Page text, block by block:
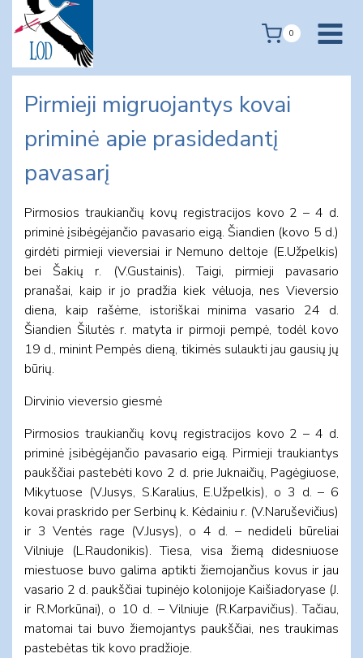
content
0
Pirmieji migruojantys kovai
priminė apie prasidedantį
pavasarį
Pirmosios traukiančių kovų registracijos kovo 2 – 4 d.
priminė įsibėgėjančio pavasario eigą. Šiandien (kovo 5 d.)
girdėti pirmieji vieversiai ir Nemuno deltoje (E.Užpelkis)
bei Šakių r. (V.Gustainis). Taigi, pirmieji pavasario
pranašai, kaip ir jo pradžia kiek vėluoja, nes Vieversio
diena, kaip rašėme, istoriškai minima vasario 24 d.
Šiandien Šilutės r. matyta ir pirmoji pempė, todėl kovo
19 d., minint Pempės dieną, tikimės sulaukti jau gausių jų
būrių.
Dirvinio vieversio giesmė
Pirmosios traukiančių kovų registracijos kovo 2 – 4 d.
priminė įsibėgėjančio pavasario eigą. Pirmieji traukiantys
paukščiai pastebėti kovo 2 d. prie Juknaičių, Pagėgiuose,
Mikytuose (V.Jusys, S.Karalius, E.Užpelkis), o 3 d. – 6
kovai praskrido per Serbinų k. Kėdainiu r. (V.Naruševičius)
ir 3 Ventės rage (V.Jusys), o 4 d. – nedideli būreliai
Vilniuje (L.Raudonikis). Tiesa, visa žiemą didesniuose
miestuose buvo galima aptikti žiemojančius kovus ir jau
vasario 2 d. paukščiai tupinėjo kolonijoje Kaišiadoryase (J.
ir R.Morkūnai), o 10 d. – Vilniuje (R.Karpavičius). Tačiau,
matomai tai buvo žiemojantys paukščiai, nes traukimas
pastebėtas tik kovo pradžioje.